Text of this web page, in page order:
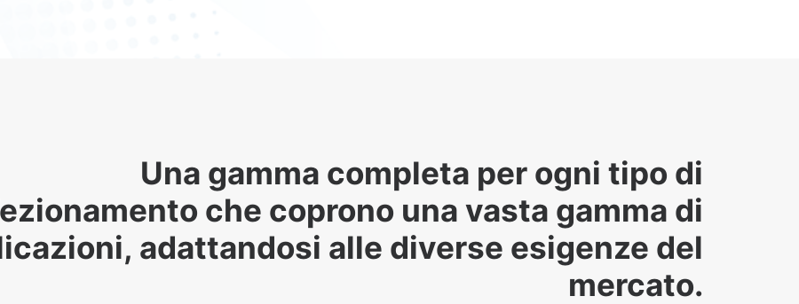
Una gamma completa per ogni tipo di
che coprono una vasta gamma di
adattandosi alle diverse esigenze del
mercato.